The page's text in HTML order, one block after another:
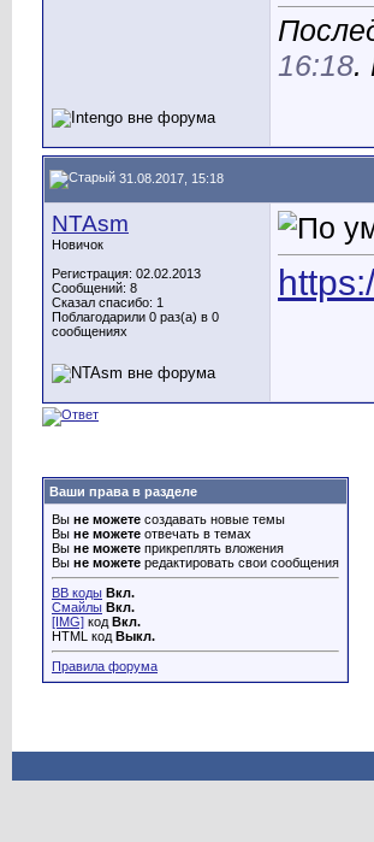
16:18.
31.08.2017, 15:18
NTAsm
Новичок
Регистрация: 02.02.2013
Сообщений: 8
Сказал спасибо: 1
Поблагодарили 0 раз(а) в 0
сообщениях
Ваши права в разделе
Вы не можете создавать новые темы
Вы не можете отвечать в темах
Вы не можете прикреплять вложения
Вы не можете редактировать свои сообщения
BB коды Вкл.
Смайлы Вкл.
[IMG] код Вкл.
HTML код Выкл.
Правила форума